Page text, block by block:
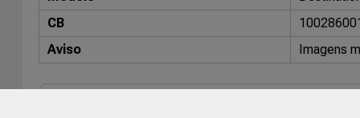
CB
Aviso
Imagens